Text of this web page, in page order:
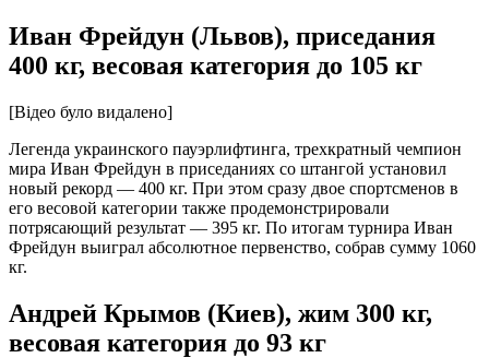
Иван Фрейдун (Львов), приседания
400 кг, весовая категория до 105 кг
[Відео було видалено]
Легенда украинского пауэрлифтинга, трехкратный чемпион
мира Иван Фрейдун в приседаниях со штангой установил
новый рекорд — 400 кг. При этом сразу двое спортсменов в
его весовой категории также продемонстрировали
потрясающий результат — 395 кг. По итогам турнира Иван
Фрейдун выиграл абсолютное первенство, собрав сумму 1060
кг.
Андрей Крымов (Киев), жим 300 кг,
весовая категория до 93 кг